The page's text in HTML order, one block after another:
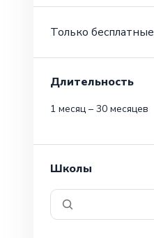
Только бесплатные
Длительность
1 месяц – 30 месяцев
Школы